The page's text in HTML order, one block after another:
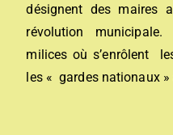
désignent des maires
révolution
milices où s’enrôlent
les « gardes nationaux